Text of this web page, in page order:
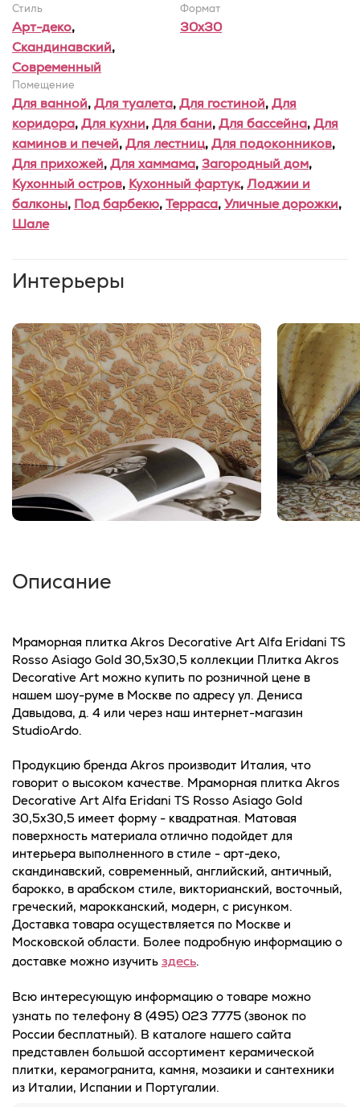
Стиль
Арт-деко,
Скандинавский,
Современный
Формат
30x30
Помещение
Для ванной,Для туалета,Для гостиной,Для
коридора,Для кухни,Для бани,Для бассейна,Для
каминов и печей,Для лестниц,Для подоконников,
Для прихожей,Для хаммама,Загородный дом,
Кухонный остров, Кухонный фартук,Лоджии и
балконы, Под барбекю,Терраса,Уличные дорожки,
Шале
Интерьеры
Описание
Мраморная плитка Akros Decorative Art Alfa Eridani TS
Rosso Asiago Gold 30,5x30,5 коллекции Плитка Akros
Decorative Art можно купить по розничной цене в
нашем шоу-руме в Москве по адресу ул. Дениса
Давыдова, д. 4 или через наш интернет-магазин
StudioArdo.
Продукцию бренда Akros производит Италия, что
говорит о высоком качестве. Мраморная плитка Akros
Decorative Art Alfa Eridani TS Rosso Asiago Gold
30,5x30,5 имеет форму - квадратная. Матовая
поверхность материала отлично подойдет для
интерьера выполненного в стиле - арт-деко,
скандинавский, современный, английский, античный,
барокко, в арабском стиле, викторианский, восточный,
греческий, марокканский, модерн, с рисунком.
Доставка товара осуществляется по Москве и
Московской области. Более подробную информацию о
доставке можно изучить здесь.
Всю интересующую информацию о товаре можно
узнать по телефону 8 (495) 023 7775 (звонок по
России бесплатный). В каталоге нашего сайта
представлен большой ассортимент керамической
плитки, керамогранита, камня, мозаики и сантехники
из Италии, Испании и Португалии.